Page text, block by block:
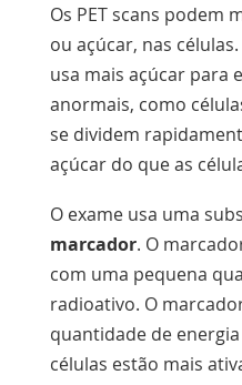
Os PET scans podem
ou açúcar, nas
usa mais açúcar para
anormais, como
se dividem
açúcar do que as
O exame usa uma
marcador. O
com uma pequena
radioativo. O
quantidade de
células estão mais